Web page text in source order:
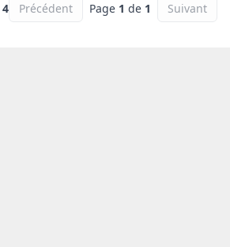
4 Précédent Page 1 de 1 Suivant